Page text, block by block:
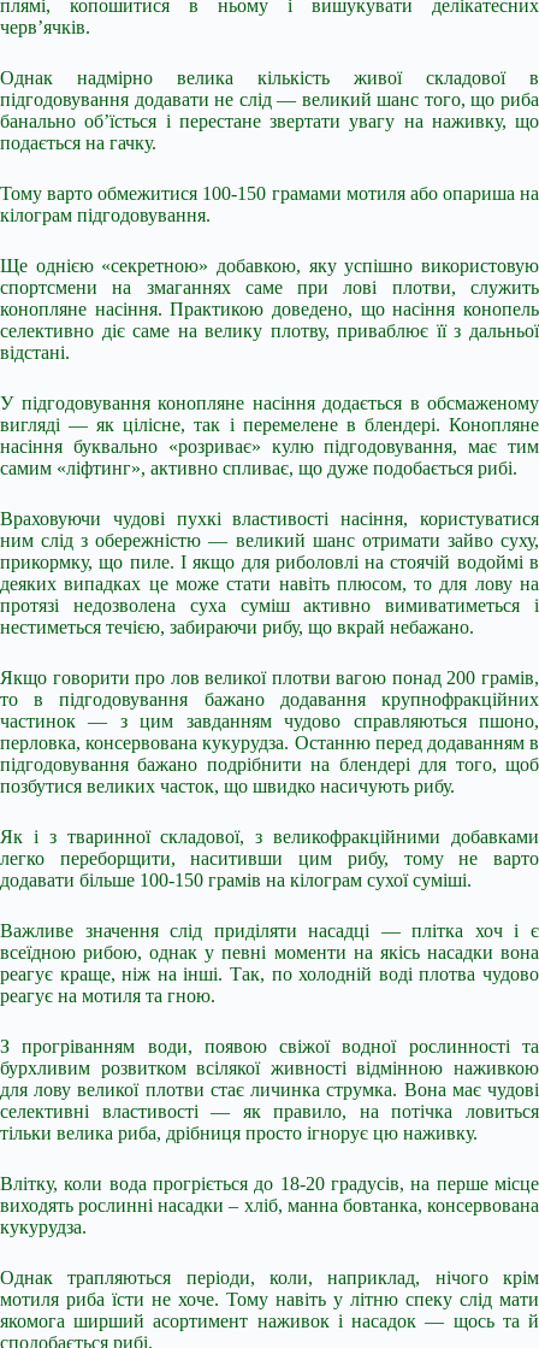
плямі, копошитися в ньому і вишукувати делікатесних
черв’ячків.
Однак надмірно велика кількість живої складової в
підгодовування додавати не слід — великий шанс того, що риба
банально об’їсться і перестане звертати увагу на наживку, що
подається на гачку.
Тому варто обмежитися 100-150 грамами мотиля або опариша на
кілограм підгодовування.
Ще однією «секретною» добавкою, яку успішно використовую
спортсмени на змаганнях саме при лові плотви, служить
конопляне насіння. Практикою доведено, що насіння конопель
селективно діє саме на велику плотву, приваблює її з дальньої
відстані.
У підгодовування конопляне насіння додається в обсмаженому
вигляді — як цілісне, так і перемелене в блендері. Конопляне
насіння буквально «розриває» кулю підгодовування, має тим
самим «ліфтинг», активно спливає, що дуже подобається рибі.
Враховуючи чудові пухкі властивості насіння, користуватися
ним слід з обережністю — великий шанс отримати зайво суху,
прикормку, що пиле. І якщо для риболовлі на стоячій водоймі в
деяких випадках це може стати навіть плюсом, то для лову на
протязі недозволена суха суміш активно вимиватиметься і
нестиметься течією, забираючи рибу, що вкрай небажано.
Якщо говорити про лов великої плотви вагою понад 200 грамів,
то в підгодовування бажано додавання крупнофракційних
частинок — з цим завданням чудово справляються пшоно,
перловка, консервована кукурудза. Останню перед додаванням в
підгодовування бажано подрібнити на блендері для того, щоб
позбутися великих часток, що швидко насичують рибу.
Як і з тваринної складової, з великофракційними добавками
легко переборщити, наситивши цим рибу, тому не варто
додавати більше 100-150 грамів на кілограм сухої суміші.
Важливе значення слід приділяти насадці — плітка хоч і є
всеїдною рибою, однак у певні моменти на якісь насадки вона
реагує краще, ніж на інші. Так, по холодній воді плотва чудово
реагує на мотиля та гною.
З прогріванням води, появою свіжої водної рослинності та
бурхливим розвитком всілякої живності відмінною наживкою
для лову великої плотви стає личинка струмка. Вона має чудові
селективні властивості — як правило, на потічка ловиться
тільки велика риба, дрібниця просто ігнорує цю наживку.
Влітку, коли вода прогріється до 18-20 градусів, на перше місце
виходять рослинні насадки – хліб, манна бовтанка, консервована
кукурудза.
Однак трапляються періоди, коли, наприклад, нічого крім
мотиля риба їсти не хоче. Тому навіть у літню спеку слід мати
якомога ширший асортимент наживок і насадок — щось та й
сподобається рибі.